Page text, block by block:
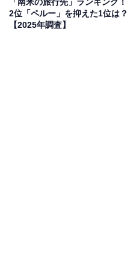
「南米の旅行先」ランキング！
2位「ペルー」を抑えた1位は？
【2025年調査】